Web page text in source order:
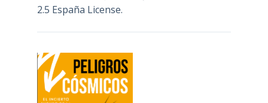
2.5 España License.